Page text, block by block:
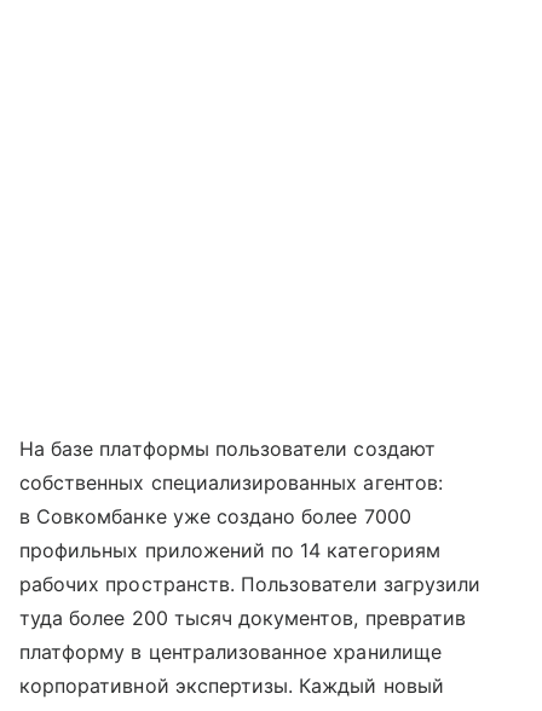
На базе платформы пользователи создают
собственных специализированных агентов:
в Совкомбанке уже создано более 7000
профильных приложений по 14 категориям
рабочих пространств. Пользователи загрузили
туда более 200 тысяч документов, превратив
платформу в централизованное хранилище
корпоративной экспертизы. Каждый новый